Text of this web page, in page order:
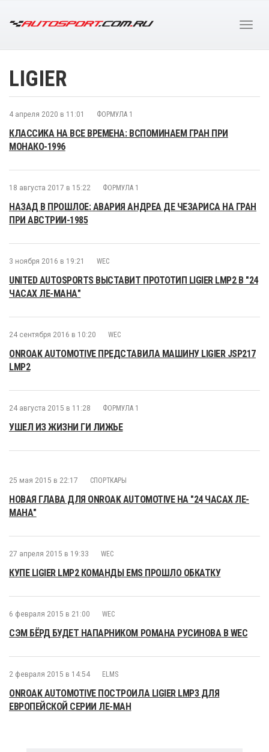
LIGIER
4 апреля 2020 в 11:01 ФОРМУЛА 1
КЛАССИКА НА ВСЕ ВРЕМЕНА: ВСПОМИНАЕМ ГРАН ПРИ
МОНАКО-1996
18 августа 2017 в 15:22 ФОРМУЛА 1
НАЗАД В ПРОШЛОЕ: АВАРИЯ АНДРЕА ДЕ ЧЕЗАРИСА НА ГРАН
ПРИ АВСТРИИ-1985
3 ноября 2016 в 19:21 WEC
UNITED AUTOSPORTS ВЫСТАВИТ ПРОТОТИП LIGIER LMP2 В "24
ЧАСАХ ЛЕ-МАНА"
24 сентября 2016 в 10:20 WEC
ONROAK AUTOMOTIVE ПРЕДСТАВИЛА МАШИНУ LIGIER JSP217
LMP2
24 августа 2015 в 11:28 ФОРМУЛА 1
УШЕЛ ИЗ ЖИЗНИ ГИ ЛИЖЬЕ
25 мая 2015 в 22:17 СПОРТКАРЫ
НОВАЯ ГЛАВА ДЛЯ ONROAK AUTOMOTIVE НА "24 ЧАСАХ ЛЕ-
МАНА"
27 апреля 2015 в 19:33 WEC
КУПЕ LIGIER LMP2 КОМАНДЫ EMS ПРОШЛО ОБКАТКУ
6 февраля 2015 в 21:00 WEC
СЭМ БЁРД БУДЕТ НАПАРНИКОМ РОМАНА РУСИНОВА В WEC
2 февраля 2015 в 14:54 ELMS
ONROAK AUTOMOTIVE ПОСТРОИЛА LIGIER LMP3 ДЛЯ
ЕВРОПЕЙСКОЙ СЕРИИ ЛЕ-МАН